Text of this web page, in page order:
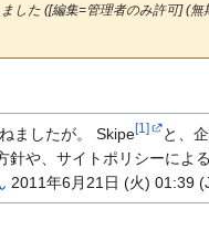
した ([編集=管理者のみ許可] (
ましたが。 Skipe[1]
と、
や、サイトポリシーによ
2011年6月21日 (火) 01:39